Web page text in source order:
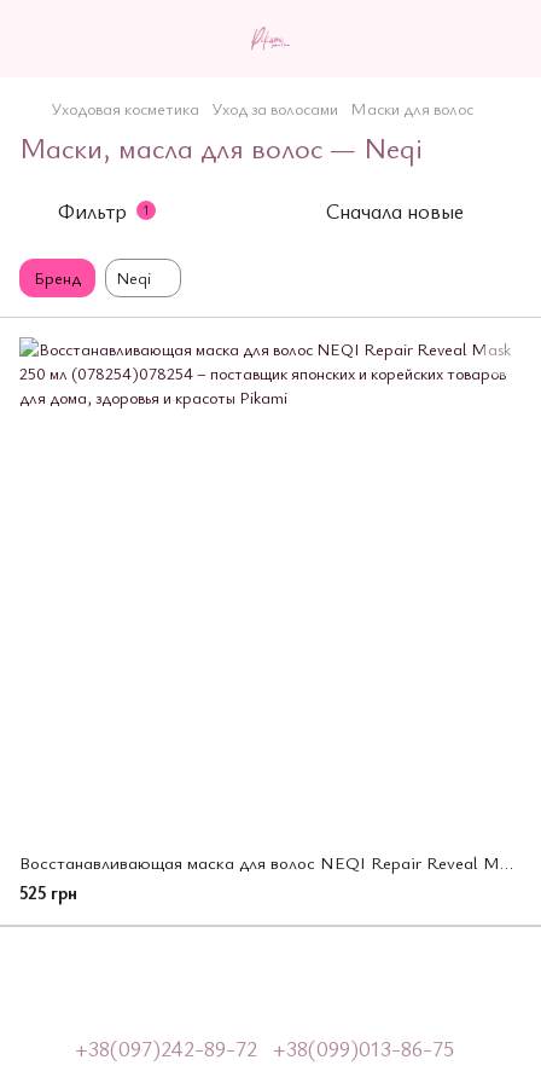
Уходовая косметика Уход за волосами Маски для волос
Маски, масла для волос — Neqi
Фильтр 1 Сначала новые
Бренд Neqi
Восстанавливающая маска для волос NEQI Repair Reveal Mask 250 мл (078254)
525 грн
+38(097)242-89-72 +38(099)013-86-75